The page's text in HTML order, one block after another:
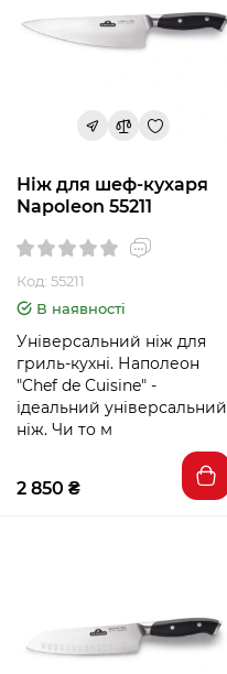
Ніж для шеф-кухаря
Napoleon 55211
Код: 55211
В наявності
Універсальний ніж для
гриль-кухні. Наполеон
"Chef de Cuisine" -
ідеальний універсальний
ніж. Чи то м
2 850 ₴